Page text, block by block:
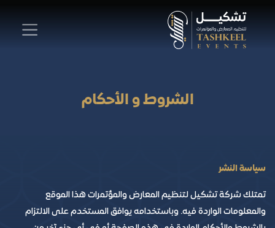
الشروط و الأحكام
سياسة النشر
تمتلك شركة تشكيل لتنظيم المعارض والمؤتمرات هذا الموقع
والمعلومات الواردة فيه. وباستخدامه يوافق المستخدم على الالتزام